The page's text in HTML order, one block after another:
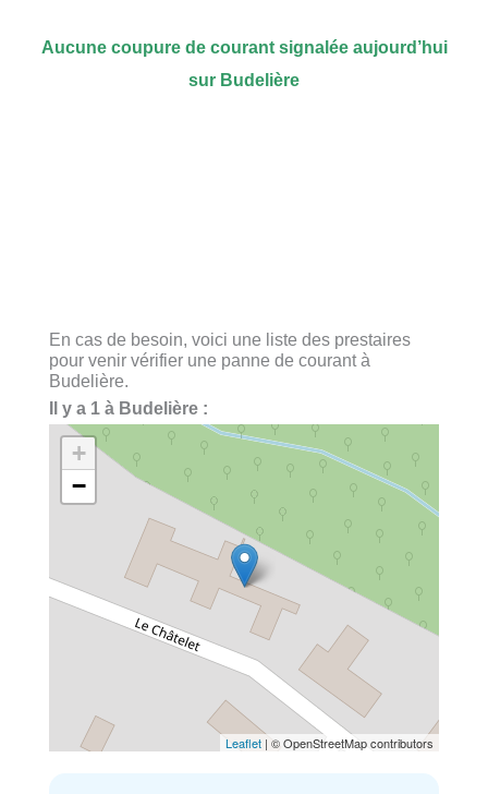
Aucune coupure de courant signalée aujourd’hui
sur Budelière
En cas de besoin, voici une liste des prestaires
pour venir vérifier une panne de courant à
Budelière.
Il y a 1 à Budelière :
+
−
Leaflet | © OpenStreetMap contributors